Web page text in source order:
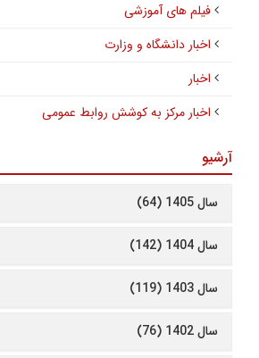
فیلم های آموزشی
اخبار دانشگاه و وزارت
اخبار
اخبار مرکز به کوشش روابط عمومی
آرشیو
سال 1405 (64)
سال 1404 (142)
سال 1403 (119)
سال 1402 (76)